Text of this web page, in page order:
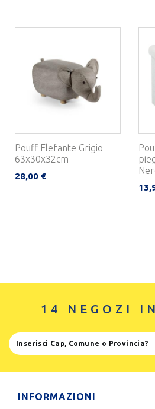
Pouff Elefante Grigio
63x30x32cm
28,00 €
14 NEGOZI
INFORMAZIONI